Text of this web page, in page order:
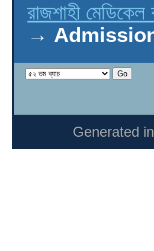
রাজশাহী
→ Admission
Generated